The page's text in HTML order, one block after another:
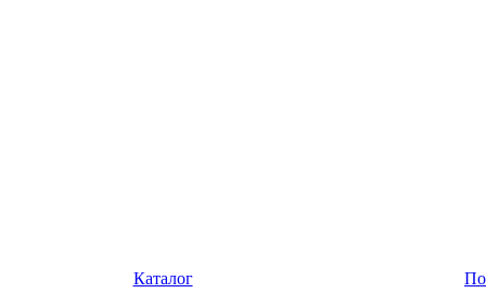
Каталог